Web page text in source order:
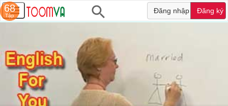
Đăng nhập Đăng ký
68
Tập